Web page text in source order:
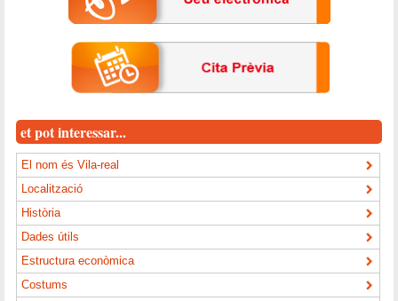
et pot interessar...
El nom és Vila-real
Localització
Història
Dades útils
Estructura econòmica
Costums